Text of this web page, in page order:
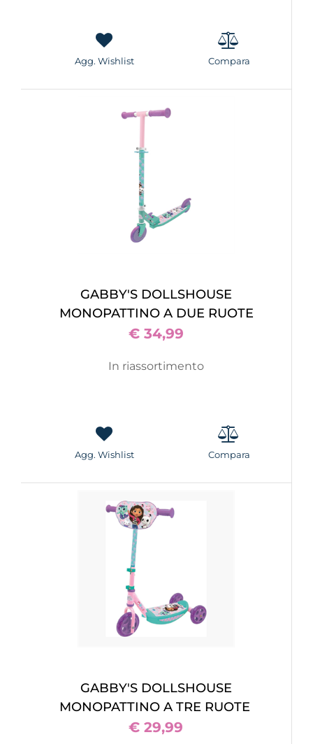
Agg. Wishlist Compara
GABBY'S DOLLSHOUSE
MONOPATTINO A DUE RUOTE
€ 34,99
In riassortimento
Agg. Wishlist Compara
GABBY'S DOLLSHOUSE
MONOPATTINO A TRE RUOTE
€ 29,99